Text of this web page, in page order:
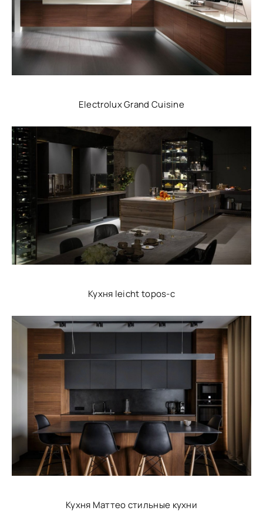
Electrolux Grand Cuisine
Кухня leicht topos-c
Кухня Маттео стильные кухни